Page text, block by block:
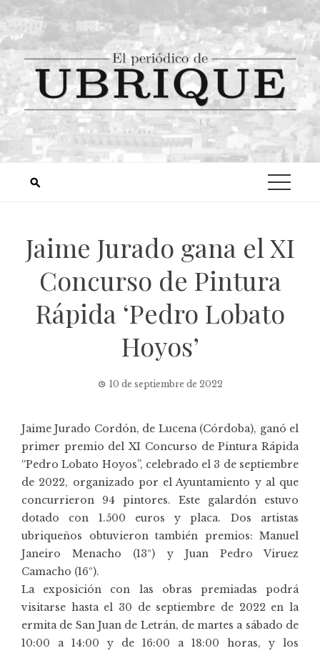
Jaime Jurado gana el XI
Concurso de Pintura
Rápida ‘Pedro Lobato
Hoyos’
10 de septiembre de 2022
Jaime Jurado Cordón, de Lucena (Córdoba), ganó el
primer premio del XI Concurso de Pintura Rápida
“Pedro Lobato Hoyos”, celebrado el 3 de septiembre
de 2022, organizado por el Ayuntamiento y al que
concurrieron 94 pintores. Este galardón estuvo
dotado con 1.500 euros y placa. Dos artistas
ubriqueños obtuvieron también premios: Manuel
Janeiro Menacho (13º) y Juan Pedro Viruez
Camacho (16º).
La exposición con las obras premiadas podrá
visitarse hasta el 30 de septiembre de 2022 en la
ermita de San Juan de Letrán, de martes a sábado de
10:00 a 14:00 y de 16:00 a 18:00 horas, y los